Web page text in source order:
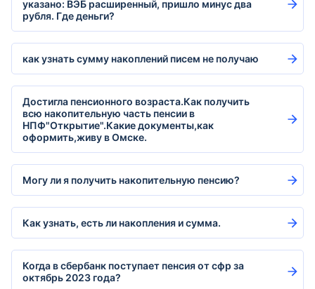
указано: ВЭБ расширенный, пришло минус два
рубля. Где деньги?
как узнать сумму накоплений писем не получаю
Достигла пенсионного возраста.Как получить
всю накопительную часть пенсии в
НПФ"Открытие".Какие документы,как
оформить,живу в Омске.
Могу ли я получить накопительную пенсию?
Как узнать, есть ли накопления и сумма.
Когда в сбербанк поступает пенсия от сфр за
октябрь 2023 года?